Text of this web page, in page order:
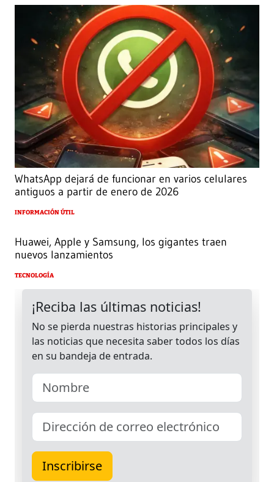
WhatsApp dejará de funcionar en varios celulares
antiguos a partir de enero de 2026
INFORMACIÓN ÚTIL
Huawei, Apple y Samsung, los gigantes traen
nuevos lanzamientos
TECNOLOGÍA